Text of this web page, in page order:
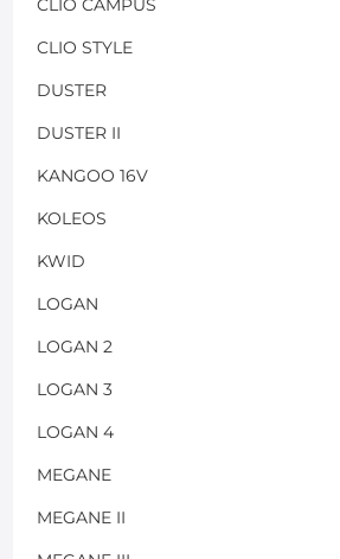
CLIO CAMPUS
CLIO STYLE
DUSTER
DUSTER II
KANGOO 16V
KOLEOS
KWID
LOGAN
LOGAN 2
LOGAN 3
LOGAN 4
MEGANE
MEGANE II